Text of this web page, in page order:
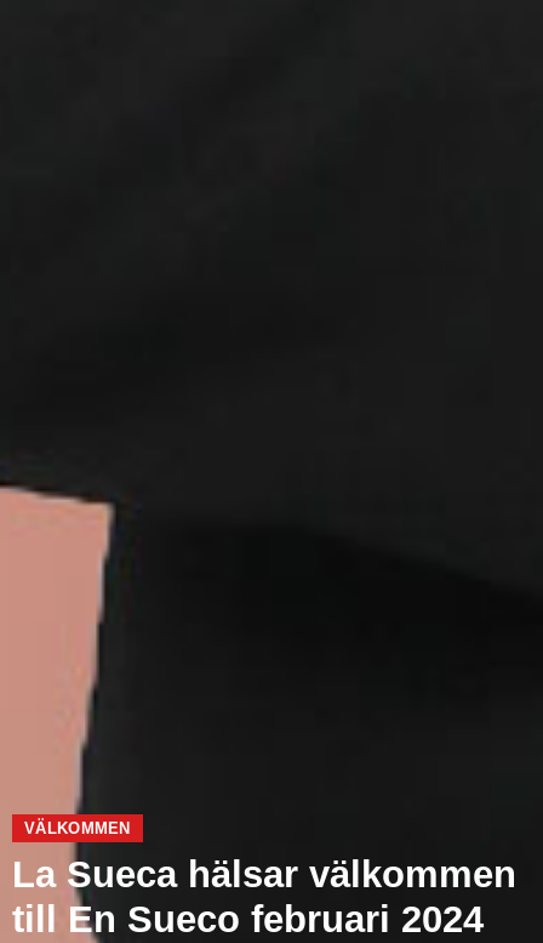
VÄLKOMMEN
La Sueca hälsar välkommen
till En Sueco februari 2024